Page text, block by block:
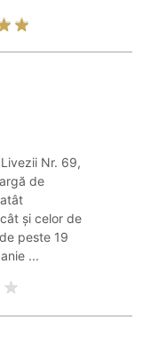
Nr. 69,
de
și celor de
peste 19
...